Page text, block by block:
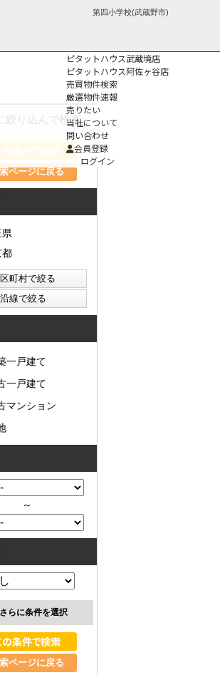
第四小学校(武蔵野市)
ピタットハウス武蔵境店
ピタットハウス阿佐ヶ谷店
売買物件検索
厳選物件速報
売りたい
当社について
問い合わせ
会員登録
ログイン
絞り込んで検索
ページに戻る
都
一戸建て
一戸建て
マンション
～
さらに条件を選択
ページに戻る